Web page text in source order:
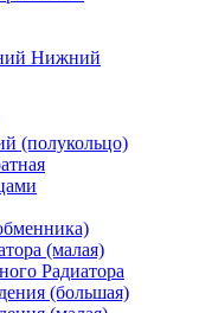
Нижний
(полукольцо)
(малая)
Радиатора
(большая)